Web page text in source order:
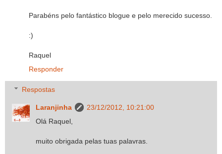
Parabéns pelo fantástico blogue e pelo merecido sucesso.
:)
Raquel
Responder
Respostas
Laranjinha
23/12/2012, 10:21:00
Olá Raquel,
muito obrigada pelas tuas palavras.